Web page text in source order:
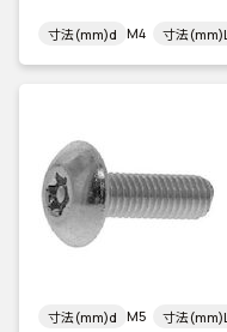
寸法(mm)d M4 寸法(mm)L
寸法(mm)d M5 寸法(mm)L